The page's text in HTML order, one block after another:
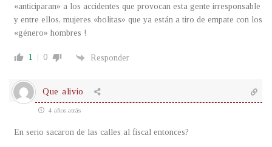
«anticiparan» a los accidentes que provocan esta gente irresponsable
y entre ellos, mujeres «bolitas» que ya están a tiro de empate con los
«género» hombres !
1 0 Responder
Que alivio
4 años atrás
En serio sacaron de las calles al fiscal entonces?